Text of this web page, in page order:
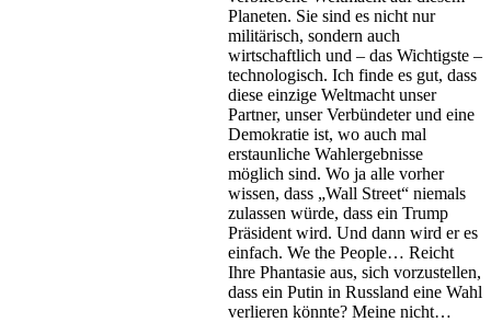
Planeten. Sie sind es nicht nur
militärisch, sondern auch
wirtschaftlich und – das Wichtigste –
technologisch. Ich finde es gut, dass
diese einzige Weltmacht unser
Partner, unser Verbündeter und eine
Demokratie ist, wo auch mal
erstaunliche Wahlergebnisse
möglich sind. Wo ja alle vorher
wissen, dass „Wall Street“ niemals
zulassen würde, dass ein Trump
Präsident wird. Und dann wird er es
einfach. We the People… Reicht
Ihre Phantasie aus, sich vorzustellen,
dass ein Putin in Russland eine Wahl
verlieren könnte? Meine nicht…